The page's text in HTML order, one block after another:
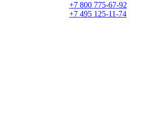
+7 800 775-67-92
+7 495 125-11-74